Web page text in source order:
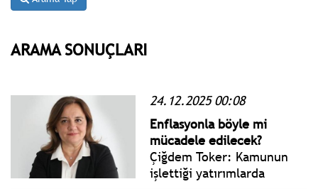
ARAMA SONUÇLARI
24.12.2025 00:08
Enflasyonla böyle mi
mücadele edilecek?
Çiğdem Toker: Kamunun
işlettiği yatırımlarda